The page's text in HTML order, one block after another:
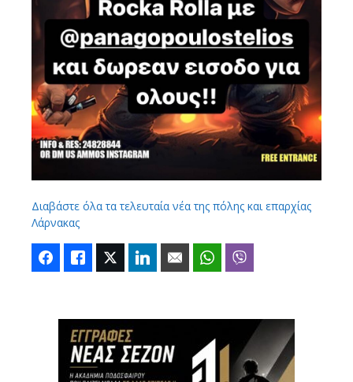
Διαβάστε όλα τα τελευταία νέα της πόλης και επαρχίας
Λάρνακας
FacebookLike Twitter LinkedIn Email WhatsApp